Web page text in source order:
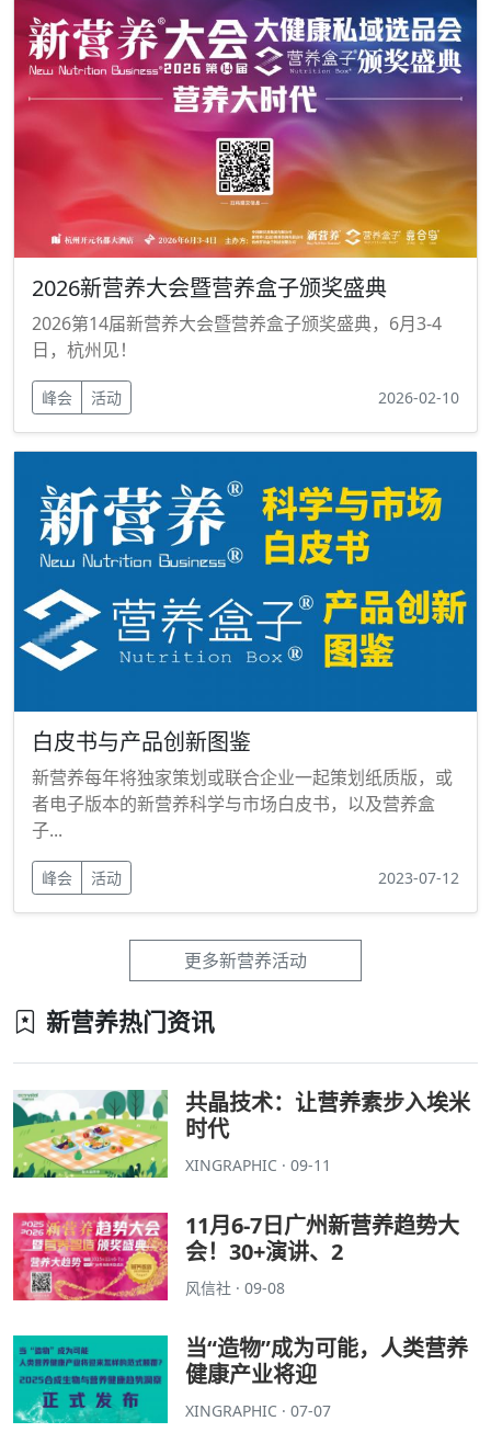
2026新营养大会暨营养盒子颁奖盛典
2026第14届新营养大会暨营养盒子颁奖盛典，6月3-4
日，杭州见！
峰会 活动 2026-02-10
白皮书与产品创新图鉴
新营养每年将独家策划或联合企业一起策划纸质版，或
者电子版本的新营养科学与市场白皮书，以及营养盒
子...
峰会 活动 2023-07-12
更多新营养活动
新营养热门资讯
共晶技术：让营养素步入埃米
时代
XINGRAPHIC · 09-11
11月6-7日广州新营养趋势大
会！30+演讲、2
风信社 · 09-08
当“造物”成为可能，人类营养
健康产业将迎
XINGRAPHIC · 07-07